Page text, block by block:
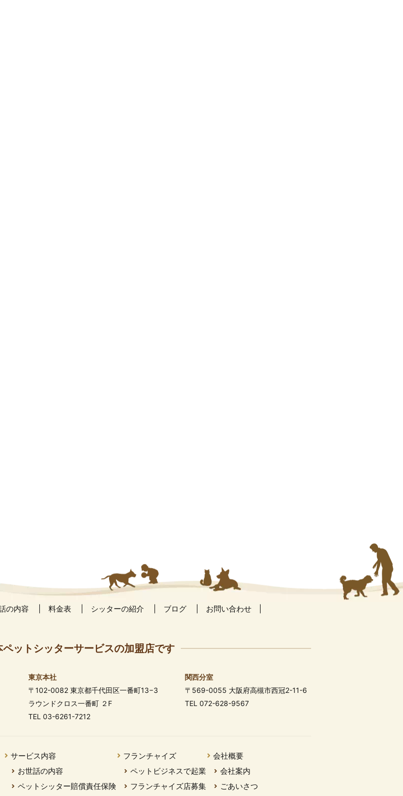
の内容 料金表 シッターの紹介 ブログ お問い合わせ
ペットシッターサービスの加盟店です
東京本社
〒102-0082 東京都千代田区一番町13−3
ラウンドクロス一番町 ２F
TEL 03-6261-7212
関西分室
〒569-0055 大阪府高槻市西冠2-11-6
TEL 072-628-9567
サービス内容
お世話の内容
ペットシッター賠償責任保険
フランチャイズ
ペットビジネスで起業
フランチャイズ店募集
会社概要
会社案内
ごあいさつ